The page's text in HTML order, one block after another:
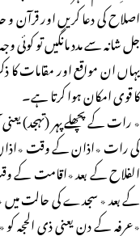
اصلاح کی دعا کریں اور قرآن
جل شانہ سے مدد مانگیں تو
یہاں ان مواقع اور مقامات
کا قوی امکان ہوا کرتا ہے۔
٭ رات کے پچھلے پہر (تہجد)
کی رات ٭اذان کے وقت
الفلاح کے بعد ٭اقامت کے
کے بعد ٭ سجدے کی حالت میں
٭عرفہ کے دن یعنی ذی